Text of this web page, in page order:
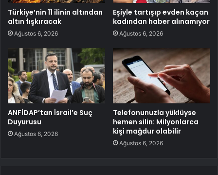
Türkiye’nin 11 ilinin altından
altın fışkıracak
Ağustos 6, 2026
Eşiyle tartışıp evden kaçan
kadından haber alınamıyor
Ağustos 6, 2026
ANFİDAP’tan İsrail’e Suç
Duyurusu
Ağustos 6, 2026
Telefonunuzla yüklüyse
hemen silin: Milyonlarca
kişi mağdur olabilir
Ağustos 6, 2026